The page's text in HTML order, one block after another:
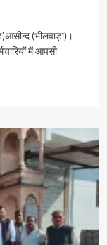
(भीलवाड़ा)।
में आपसी